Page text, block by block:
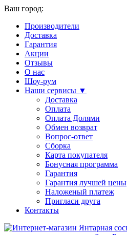
Ваш город:
Производители
Доставка
Гарантия
Акции
Отзывы
О нас
Шоу-рум
Наши сервисы ▼
Доставка
Оплата
Оплата Долями
Обмен возврат
Вопрос-ответ
Сборка
Карта покупателя
Бонусная программа
Гарантия
Гарантия лучшей цены
Наложеный платеж
Пригласи друга
Контакты